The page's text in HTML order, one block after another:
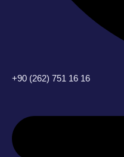
+90 (262) 751 16 16